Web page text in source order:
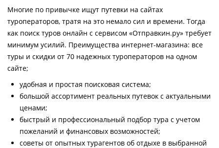
Многие по привычке ищут путевки на сайтах
туроператоров, тратя на это немало сил и времени. Тогда
как поиск туров онлайн с сервисом «Отправкин.ру» требует
минимум усилий. Преимущества интернет-магазина: все
туры и скидки от 70 надежных туроператоров на одном
сайте;
удобная и простая поисковая система;
большой ассортимент реальных путевок с актуальными
ценами;
быстрый и профессиональный подбор тура с учетом
пожеланий и финансовых возможностей;
советы от опытных турагентов об отдыхе в выбранной